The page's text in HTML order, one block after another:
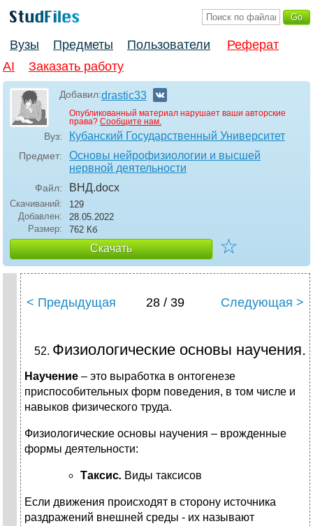
Вузы Предметы Пользователи
Реферат
AI
Заказать работу
Добавил:drastic33
Опубликованный материал нарушает ваши авторские
права? Сообщите нам.
Вуз: Кубанский Государственный Университет
Предмет:
Основы нейрофизиологии и высшей
нервной деятельности
Файл: ВНД.docx
Скачиваний:
129
Добавлен:
28.05.2022
Размер:
762 Кб
Скачать ☆
< Предыдущая 28 / 39 Следующая >
Физиологические основы научения.
Научение – это выработка в онтогенезе
приспособительных форм поведения, в том числе и
навыков физического труда.
Физиологические основы научения – врожденные
формы деятельности:
Таксис. Виды таксисов
Если движения происходят в сторону источника
раздражений внешней среды - их называют